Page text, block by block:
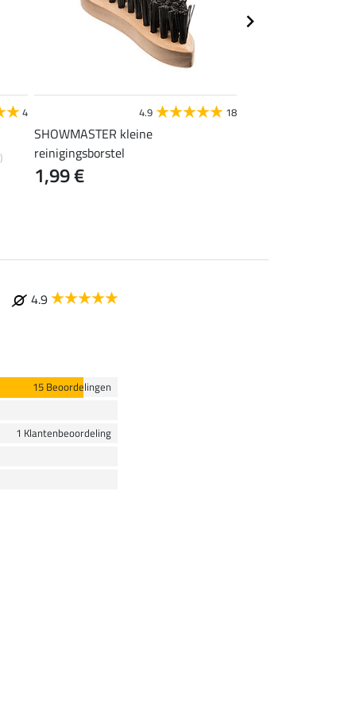
4 4.9 18
SHOWMASTER kleine
reinigingsborstel
1,99 €
4.9
15 Beoordelingen
1 Klantenbeoordeling